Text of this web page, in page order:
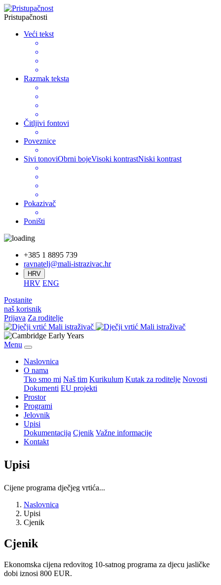
Pristupačnosti
Veći tekst
Razmak teksta
Čitljivi fontovi
Poveznice
Sivi tonoviObrni bojeVisoki kontrastNiski kontrast
Pokazivač
Poništi
+385 1 8895 739
ravnatelj@mali-istrazivac.hr
HRV
HRV ENG
Postanite
naš korisnik
Prijava Za roditelje
Menu
Naslovnica
O nama
Tko smo mi Naš tim Kurikulum Kutak za roditelje Novosti
Dokumenti EU projekti
Prostor
Programi
Jelovnik
Upisi
Dokumentacija Cjenik Važne informacije
Kontakt
Upisi
Cijene programa dječjeg vrtića...
Naslovnica
Upisi
Cjenik
Cjenik
Ekonomska cijena redovitog 10-satnog programa za djecu jasličke
dobi iznosi 800 EUR.